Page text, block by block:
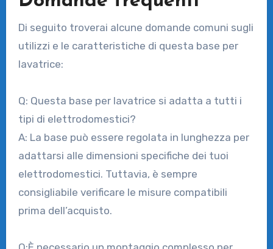
Di seguito troverai alcune domande comuni sugli
utilizzi e le caratteristiche di questa base per
lavatrice:
Q: Questa base per lavatrice si adatta a tutti i
tipi di elettrodomestici?
A: La base può essere regolata in lunghezza per
adattarsi alle dimensioni specifiche dei tuoi
elettrodomestici. Tuttavia, è sempre
consigliabile verificare le misure compatibili
prima dell’acquisto.